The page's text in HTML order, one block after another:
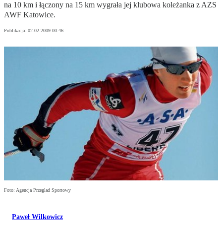
na 10 km i łączony na 15 km wygrała jej klubowa koleżanka z AZS
AWF Katowice.
Publikacja: 02.02.2009 00:46
Foto: Agencja Przeglad Sportowy
Paweł Wilkowicz